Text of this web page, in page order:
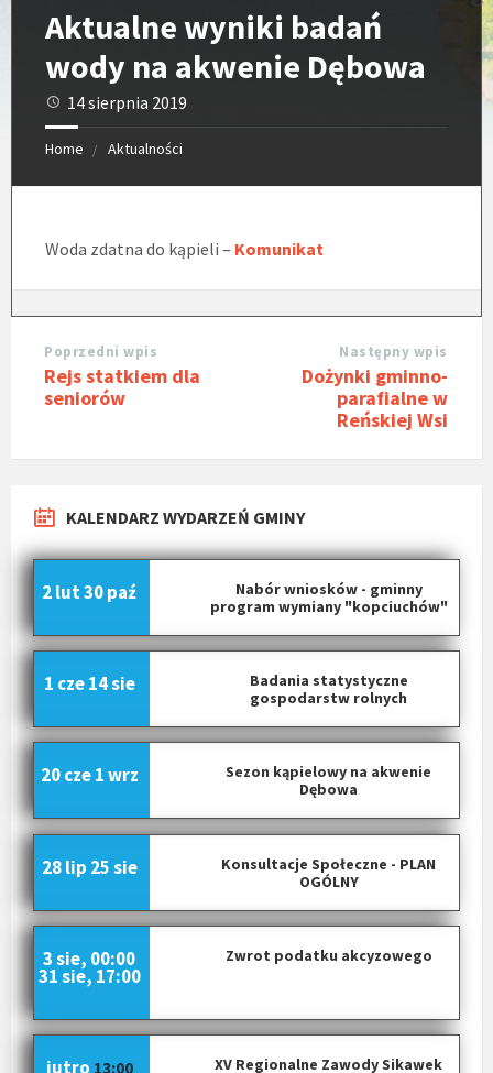
Aktualne wyniki badań
wody na akwenie Dębowa
14 sierpnia 2019
Home Aktualności
Woda zdatna do kąpieli – Komunikat
Poprzedni wpis
Rejs statkiem dla
seniorów
Następny wpis
Dożynki gminno-
parafialne w
Reńskiej Wsi
KALENDARZ WYDARZEŃ GMINY
Nabór wniosków - gminny
program wymiany "kopciuchów"
2 lut30 paź
Badania statystyczne
gospodarstw rolnych
1 cze 14 sie
Sezon kąpielowy na akwenie
Dębowa
20 cze 1 wrz
Konsultacje Społeczne - PLAN
OGÓLNY
28 lip 25 sie
Zwrot podatku akcyzowego
3 sie, 00:00
31 sie, 17:00
XV Regionalne Zawody Sikawek
jutro 13:00